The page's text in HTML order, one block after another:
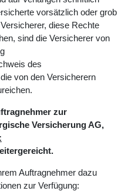
vorsätzlich oder grob
diese Rechte
sind die Versicherer von
des
von den Versicherern
zur
Versicherung AG,
Auftragnehmer dazu
zur Verfügung: